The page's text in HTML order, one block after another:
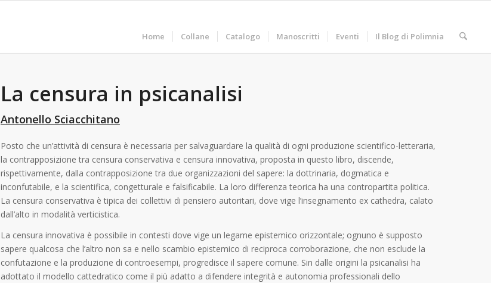
Home Collane Catalogo Manoscritti Eventi Il Blog di Polimnia
La censura in psicanalisi
Antonello Sciacchitano
Posto che un’attività di censura è necessaria per salvaguardare la qualità di ogni produzione scientifico-letteraria,
la contrapposizione tra censura conservativa e censura innovativa, proposta in questo libro, discende,
rispettivamente, dalla contrapposizione tra due organizzazioni del sapere: la dottrinaria, dogmatica e
inconfutabile, e la scientifica, congetturale e falsificabile. La loro differenza teorica ha una contropartita politica.
La censura conservativa è tipica dei collettivi di pensiero autoritari, dove vige l’insegnamento ex cathedra, calato
dall’alto in modalità verticistica.
La censura innovativa è possibile in contesti dove vige un legame epistemico orizzontale; ognuno è supposto
sapere qualcosa che l’altro non sa e nello scambio epistemico di reciproca corroborazione, che non esclude la
confutazione e la produzione di controesempi, progredisce il sapere comune. Sin dalle origini la psicanalisi ha
adottato il modello cattedratico come il più adatto a difendere integrità e autonomia professionali dello